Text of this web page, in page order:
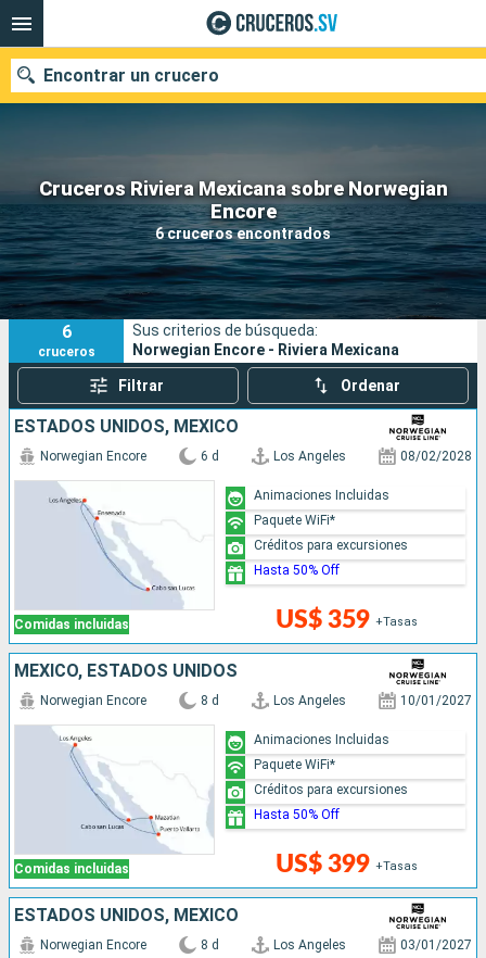
Cruceros Riviera Mexicana sobre Norwegian
Encore
6 cruceros encontrados
Encontrar un crucero
Nuestros destinos
Fecha de salida
Puertos Compañías
Buscar
6
cruceros
Sus criterios de búsqueda:
Norwegian Encore - Riviera Mexicana
Filtrar Ordenar
ESTADOS UNIDOS, MÉXICO
Comidas incluidas
Norwegian Encore 6 d Los Angeles 08/02/2028
US$ 359 +Tasas
Animaciones Incluidas
Paquete WiFi*
Créditos para excursiones
Hasta 50% Off
MÉXICO, ESTADOS UNIDOS
Comidas incluidas
Norwegian Encore 8 d Los Angeles 10/01/2027
US$ 399 +Tasas
Animaciones Incluidas
Paquete WiFi*
Créditos para excursiones
Hasta 50% Off
ESTADOS UNIDOS, MÉXICO
Norwegian Encore 8 d Los Angeles 03/01/2027